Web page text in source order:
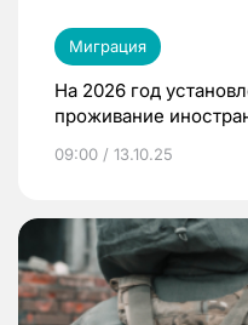
Миграция
На 2026 год
проживание
09:00 / 13.10.25